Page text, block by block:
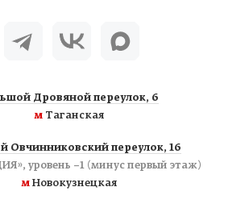
Дровяной переулок, 6
мТаганская
Овчинниковский переулок, 16
уровень −1 (минус первый этаж)
мНовокузнецкая